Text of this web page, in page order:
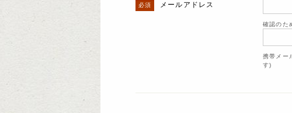
メールアドレス
確認のた
携帯メー
す)